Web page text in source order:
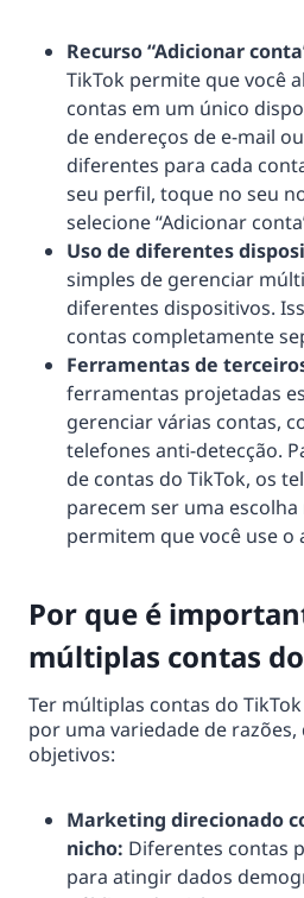
Recurso “Adicionar
TikTok permite que você
contas em um único
de endereços de e-mail
diferentes para cada
seu perfil, toque no seu
selecione “Adicionar
Uso de diferentes
simples de gerenciar
diferentes dispositivos.
contas completamente
Ferramentas de
ferramentas projetadas
gerenciar várias contas,
telefones anti-detecção.
de contas do TikTok, os
parecem ser uma escolha
permitem que você use o
Por que é
múltiplas contas
Ter múltiplas contas do
por uma variedade de
objetivos:
Marketing direcionado
nicho: Diferentes contas
para atingir dados